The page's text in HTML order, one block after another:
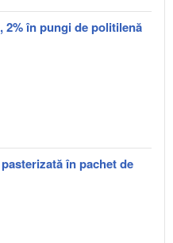
2% în pungi de politilenă
în pachet de